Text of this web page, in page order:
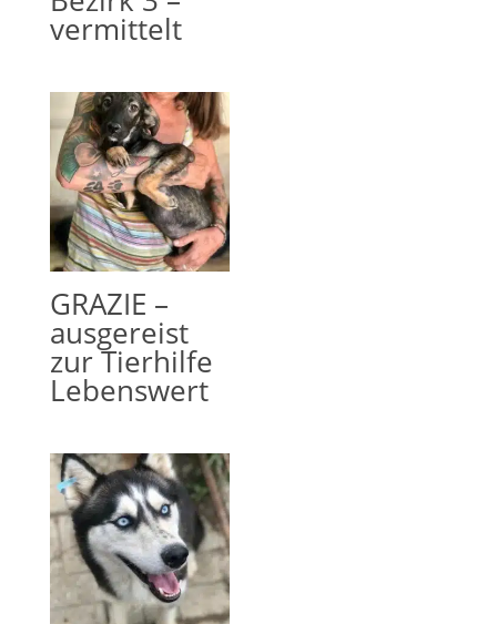
vermittelt
GRAZIE –
ausgereist
zur Tierhilfe
Lebenswert